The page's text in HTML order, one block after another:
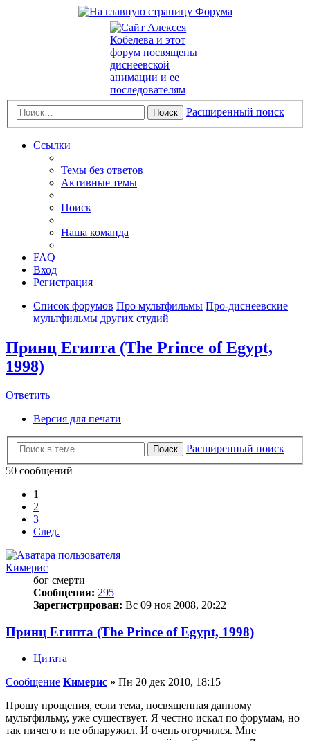
Поиск Расширенный поиск
Ссылки
Темы без ответов
Активные темы
Поиск
Наша команда
FAQ
Вход
Регистрация
Список форумов Про мультфильмы Про-диснеевские
мультфильмы других студий
Принц Египта (The Prince of Egypt,
1998)
Ответить
Версия для печати
Поиск
Расширенный поиск
50 сообщений
1
2
3
След.
Кимерис
бог смерти
Сообщения: 295
Зарегистрирован: Вс 09 ноя 2008, 20:22
Принц Египта (The Prince of Egypt, 1998)
Цитата
Сообщение Кимерис » Пн 20 дек 2010, 18:15
Прошу прощения, если тема, посвященная данному
мультфильму, уже существует. Я честно искал по форумам, но
так ничего и не обнаружил. И очень огорчился. Мне